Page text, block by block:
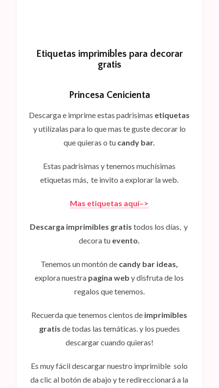
Etiquetas imprimibles para decorar
gratis
Princesa Cenicienta
Descarga e imprime estas padrisimas etiquetas
y utilízalas para lo que mas te guste decorar lo
que quieras o tu candy bar.
Estas padrisimas y tenemos muchísimas
etiquetas más, te invito a explorar la web.
Mas etiquetas aquí–>
Descarga imprimibles gratis todos los días, y
decora tu evento.
Tenemos un montón de candy bar ideas,
explora nuestra pagina weby disfruta de los
regalos que tenemos.
Recuerda que tenemos cientos de imprimibles
gratis de todas las temáticas. y los puedes
descargar cuando quieras!
Es muy fácil descargar nuestro imprimible solo
da clic al botón de abajo y te redireccionará a la